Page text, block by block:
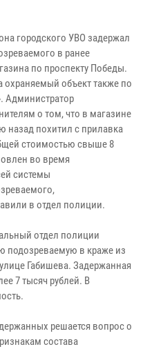
городского УВО задержал
в ранее
по проспекту Победы.
объект также по
Администратор
о том, что в магазине
назад похитил с прилавка
стоимостью свыше 8
во время
системы
в отдел полиции.
отдел полиции
подозреваемую в краже из
Габишева. Задержанная
7 тысяч рублей. В
решается вопрос о
состава